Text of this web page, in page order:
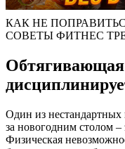
КАК НЕ
СОВЕТЫ ФИТНЕС
Обтягивающая
Один из нестандартных
за новогодним столом
Физическая